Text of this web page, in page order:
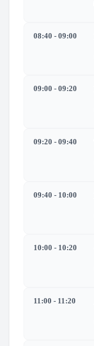
08:40 - 09:00
09:00 - 09:20
09:20 - 09:40
09:40 - 10:00
10:00 - 10:20
11:00 - 11:20